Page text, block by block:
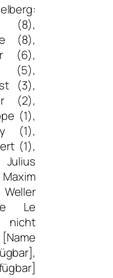
(8),
(8),
(6),
(5),
(3),
(2),
(1),
(1),
(1),
Le
nicht